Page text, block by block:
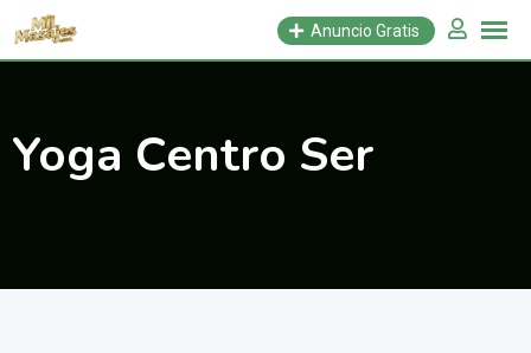
Saltar
Anuncio Gratis
Yoga Centro Ser